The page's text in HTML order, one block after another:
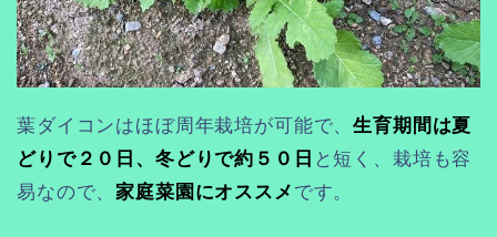
葉ダイコンはほぼ周年栽培が可能で、生育期間は夏
どりで２０日、冬どりで約５０日 と短く、栽培も容
易なので、家庭菜園にオススメ です。